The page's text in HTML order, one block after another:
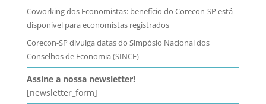
Coworking dos Economistas: benefício do Corecon-SP está
disponível para economistas registrados
Corecon-SP divulga datas do Simpósio Nacional dos
Conselhos de Economia (SINCE)
Assine a nossa newsletter!
[newsletter_form]